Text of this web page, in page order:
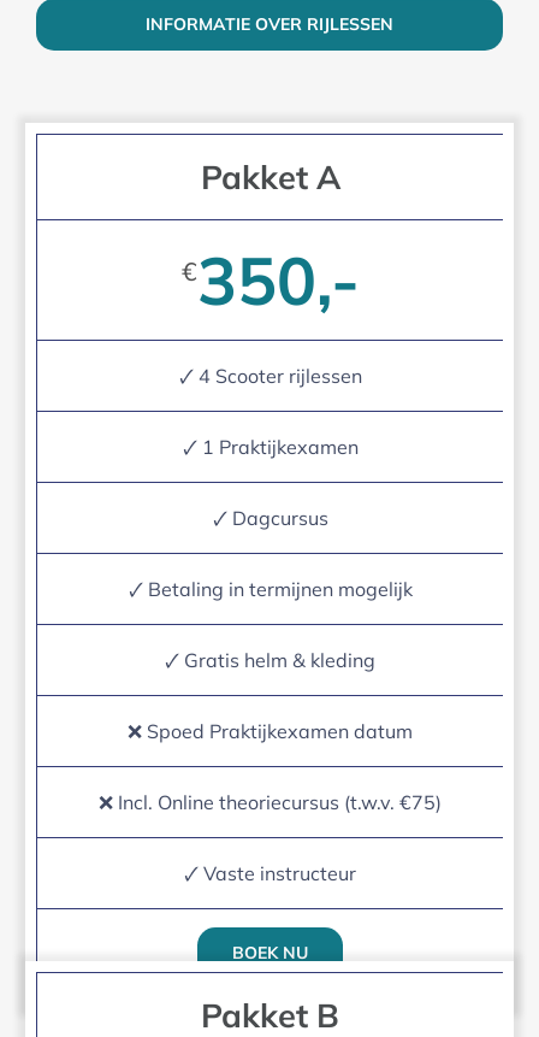
INFORMATIE OVER RIJLESSEN
Pakket A
€350,-
🗸 4 Scooter rijlessen
🗸 1 Praktijkexamen
🗸 Dagcursus
🗸 Betaling in termijnen mogelijk
🗸 Gratis helm & kleding
❌ Spoed Praktijkexamen datum
❌ Incl. Online theoriecursus (t.w.v. €75)
🗸 Vaste instructeur
BOEK NU
Pakket B